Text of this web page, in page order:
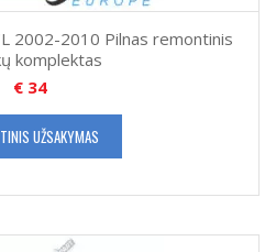
2002-2010 Pilnas remontinis
komplektas
€34
UŽSAKYMAS